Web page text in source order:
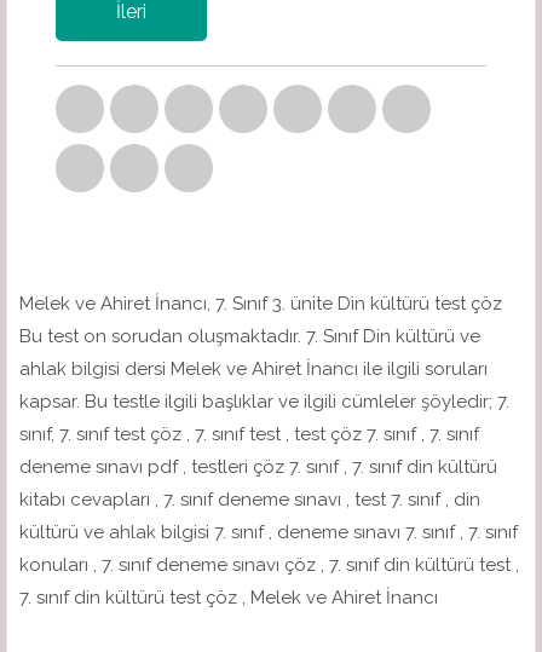
İleri
Melek ve Ahiret İnancı, 7. Sınıf 3. ünite Din kültürü test çöz
Bu test on sorudan oluşmaktadır. 7. Sınıf Din kültürü ve
ahlak bilgisi dersi Melek ve Ahiret İnancı ile ilgili soruları
kapsar. Bu testle ilgili başlıklar ve ilgili cümleler şöyledir; 7.
sınıf, 7. sınıf test çöz , 7. sınıf test , test çöz 7. sınıf , 7. sınıf
deneme sınavı pdf , testleri çöz 7. sınıf , 7. sınıf din kültürü
kitabı cevapları , 7. sınıf deneme sınavı , test 7. sınıf , din
kültürü ve ahlak bilgisi 7. sınıf , deneme sınavı 7. sınıf , 7. sınıf
konuları , 7. sınıf deneme sınavı çöz , 7. sınıf din kültürü test ,
7. sınıf din kültürü test çöz , Melek ve Ahiret İnancı